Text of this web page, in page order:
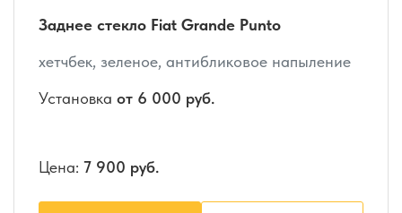
Заднее стекло Fiat Grande Punto
хетчбек, зеленое, антибликовое напыление
Установка от 6 000 руб.
Цена: 7 900 руб.